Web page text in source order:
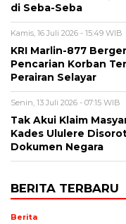
di Seba-Seba
Kamis, 16 Juli 2026 - 15:49 WIB
KRI Marlin-877
Pencarian Korban
Perairan Selayar
Senin, 13 Juli 2026 - 07:15 WIB
Tak Akui Klaim
Kades Ululere
Dokumen Negara
BERITA TERBARU
Berita